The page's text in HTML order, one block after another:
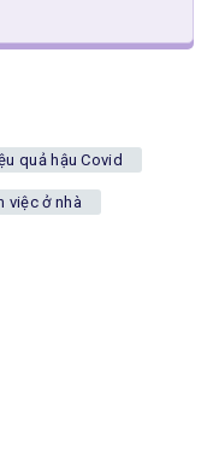
quả hậu Covid
việc ở nhà